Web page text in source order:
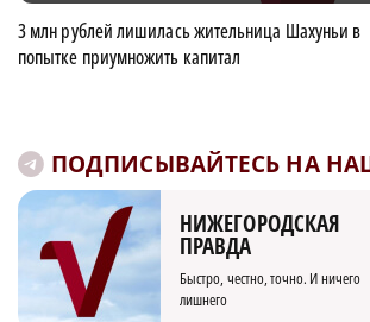
3 млн рублей лишилась жительница Шахуньи в
попытке приумножить капитал
ПОДПИСЫВАЙТЕСЬ НА
НИЖЕГОРОДСКАЯ
ПРАВДА
Быстро, честно, точно. И ничего
лишнего